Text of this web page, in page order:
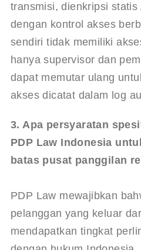
transmisi, dienkripsi statis
dengan kontrol akses
sendiri tidak memiliki
hanya supervisor dan
dapat memutar ulang
akses dicatat dalam log
3. Apa persyaratan
PDP Law Indonesia
batas pusat panggilan
PDP Law mewajibkan
pelanggan yang keluar
mendapatkan tingkat